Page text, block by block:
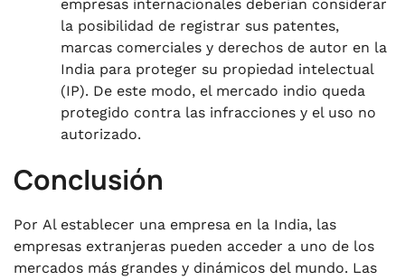
empresas internacionales deberían considerar
la posibilidad de registrar sus patentes,
marcas comerciales y derechos de autor en la
India para proteger su propiedad intelectual
(IP). De este modo, el mercado indio queda
protegido contra las infracciones y el uso no
autorizado.
Conclusión
Por Al establecer una empresa en la India, las
empresas extranjeras pueden acceder a uno de los
mercados más grandes y dinámicos del mundo. Las